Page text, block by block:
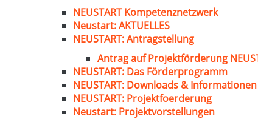
NEUSTART Kompetenznetzwerk
Neustart: AKTUELLES
NEUSTART: Antragstellung
Antrag auf Projektförderung
NEUSTART: Das Förderprogramm
NEUSTART: Downloads & Informationen
NEUSTART: Projektfoerderung
Neustart: Projektvorstellungen